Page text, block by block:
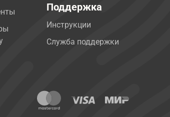
Поддержка
Инструкции
Служба поддержки